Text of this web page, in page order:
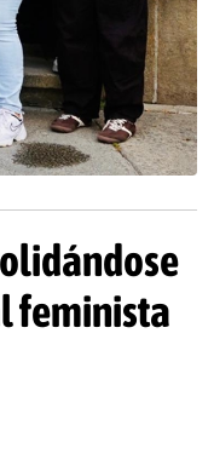
feminista